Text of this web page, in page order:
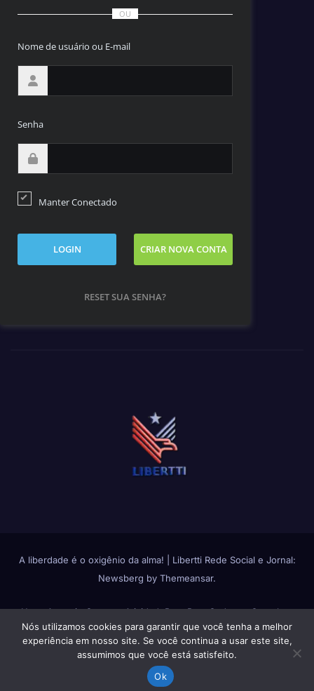
OU
Nome de usuário ou E-mail
Senha
Manter Conectado
LOGIN CRIAR NOVA CONTA
RESET SUA SENHA?
A liberdade é o oxigênio da alma!
Libertti Rede Social e Jornal:
Newsberg by Themeansar.
HomeAnuncie ConoscoAtividadeBate PapoCadastro Completo
Change avatarFluxos de AtividadesFotosGrupos LoginMembros
Política de Uso do Libertti
Nós utilizamos cookies para garantir que você tenha a melhor
experiência em nosso site. Se você continua a usar este site,
assumimos que você está satisfeito.
Ok